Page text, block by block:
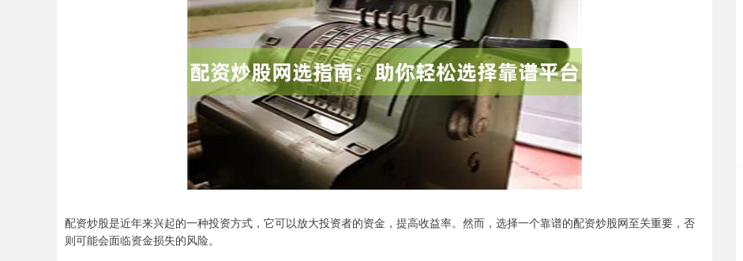
配资炒股是近年来兴起的一种投资方式，它可以放大投资者的资金，提高收益率。然而，选择一个靠谱的配资炒股网至关重要，否
则可能会面临资金损失的风险。